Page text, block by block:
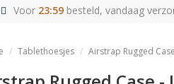
Voor 23:59besteld, vandaag
Tablethoesjes Airstrap Rugged